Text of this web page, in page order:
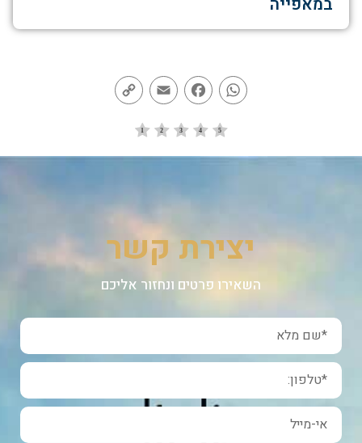
במאפייה
WhatsApp
Facebook
Email
יצירת קשר
השאירו פרטים ונחזור אליכם